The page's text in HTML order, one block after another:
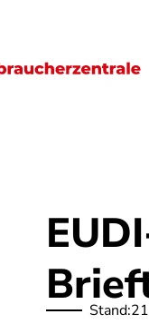
Digitales
Stand: